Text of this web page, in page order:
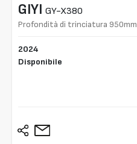
GIYI GY-X380
Profondità di trinciatura 950mm
2024
Disponibile